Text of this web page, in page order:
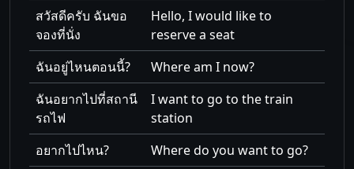
สวัสดีครับ ฉันขอ
จองที่นั่ง
Hello, I would like to
reserve a seat
ฉันอยู่ไหนตอนนี้?
Where am I now?
ฉันอยากไปที่สถานี
รถไฟ
I want to go to the train
station
อยากไปไหน?
Where do you want to go?